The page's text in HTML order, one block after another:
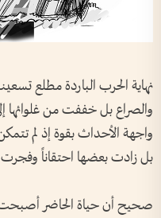
نهاية الحرب الباردة مطلع
والصراع بل خففت من غلوائها
واجهة الأحداث بقوة إذ لم
بل زادت بعضها احتقاناً
صحيح أن حياة الحاضر أصبحت